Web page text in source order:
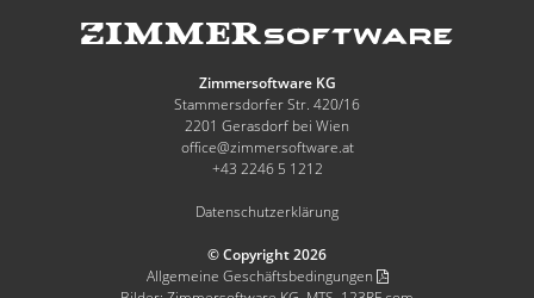
Zimmersoftware KG
Stammersdorfer Str. 420/16
2201 Gerasdorf bei Wien
office@zimmersoftware.at
+43 2246 5 1212
Datenschutzerklärung
© Copyright 2026
Allgemeine Geschäftsbedingungen